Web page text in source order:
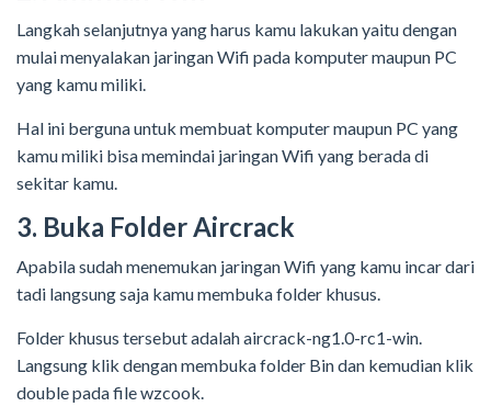
Langkah selanjutnya yang harus kamu lakukan yaitu dengan
mulai menyalakan jaringan Wifi pada komputer maupun PC
yang kamu miliki.
Hal ini berguna untuk membuat komputer maupun PC yang
kamu miliki bisa memindai jaringan Wifi yang berada di
sekitar kamu.
3. Buka Folder Aircrack
Apabila sudah menemukan jaringan Wifi yang kamu incar dari
tadi langsung saja kamu membuka folder khusus.
Folder khusus tersebut adalah aircrack-ng1.0-rc1-win.
Langsung klik dengan membuka folder Bin dan kemudian klik
double pada file wzcook.